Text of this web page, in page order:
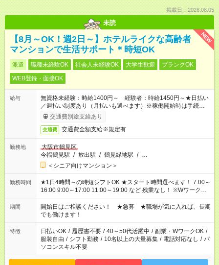
掲載日：2026.08.05
未読
NEW
【8月～OK！週2日～】ホテルライクな高齢者
マンションで生活サポート＊時短OK
派遣 職種未経験OK 社会人未経験OK 大学生歓迎
ブランクOK
WEB登録・面接OK
給与
無資格未経験：時給1400円～ 経験者：時給1450円～★日払い
／週払い制度あり（月払いも選べます）※稼働開始時は手続き完
了次第のお支払いとなります。
交通費別途支給あり
交通費 交通費全額支給※規定有
勤務地
大阪市鶴見区
今福鶴見駅 / 放出駅 / 鶴見緑地駅 / …
＜シニア向けマンション＞
勤務時間
★1日4時間～の時短シフトOK ★スタート時間選べます！ 7:00～
16:00 9:00～17:00 11:00～19:00 など 残業なし！ ※Wワークの
場合、他のお仕事と合わせ週40時間超の就業はご案内できませ
ん ※法令に基づき、週20時間以上勤務は社会保険への加入対象
となります ※労働者派遣法（日雇い派遣の原則禁止）により、
短時間・短期間の就業はご案内が難しい場合があります
期間
開始日はご相談ください！ ★急募 ★職場が気に入れば、長期
でも働けます！
特徴 日払いOK / 履歴書不要 / 40～50代活躍中 / 副業・WワークOK /
服装自由 / シフト勤務 / 10名以上の大量募集 / 電話対応なし / パ
ソコンスキル不要